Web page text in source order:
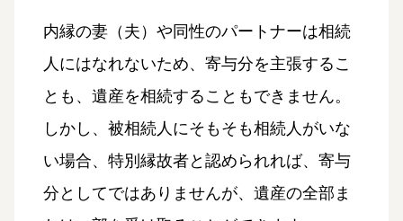
内縁の妻（夫）や同性のパートナーは相続
人にはなれないため、寄与分を主張するこ
とも、遺産を相続することもできません。
しかし、被相続人にそもそも相続人がいな
い場合、特別縁故者と認められれば、寄与
分としてではありませんが、遺産の全部ま